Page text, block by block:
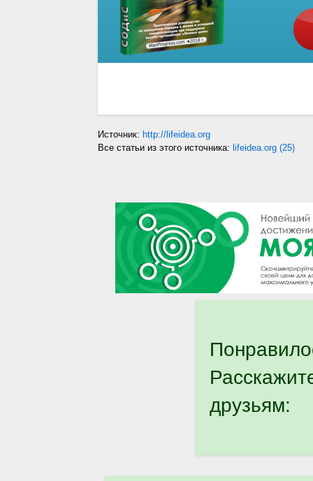
Источник: http://lifeidea.org
Все статьи из этого источника: lifeidea.org (25)
друзьям: